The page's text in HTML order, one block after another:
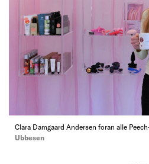
Clara Damgaard Andersen foran alle
Ubbesen